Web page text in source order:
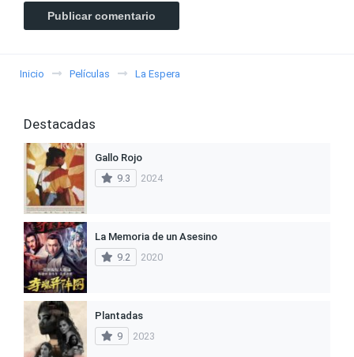
Inicio Películas La Espera
Destacadas
Gallo Rojo
9.3
2024
La Memoria de un Asesino
9.2
2020
Plantadas
9
2023